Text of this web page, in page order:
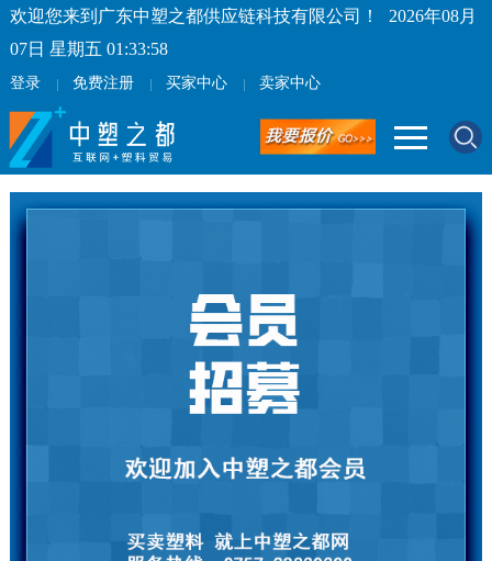
欢迎您来到广东中塑之都供应链科技有限公司！
2026年08月
07日 星期五 01:33:58
登录 免费注册 买家中心 卖家中心